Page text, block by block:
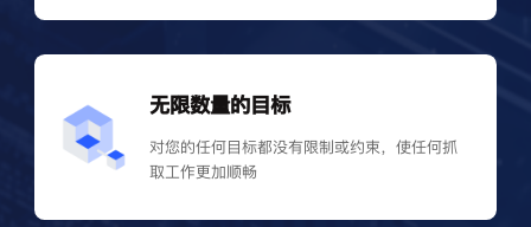
无限数量的目标
对您的任何目标都没有限制或约束，使任何抓
取工作更加顺畅